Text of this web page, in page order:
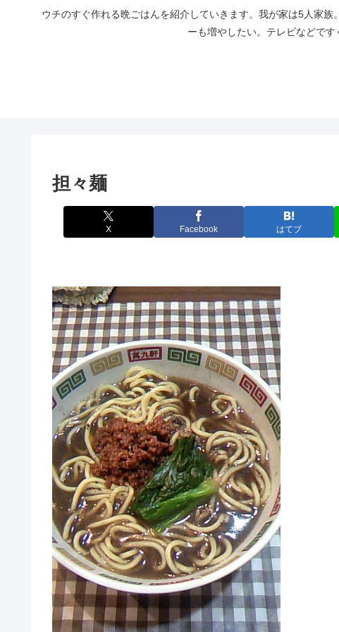
ウチのすぐ作れる晩ごはんを紹介していきます。我が家は5人家
ーも増やしたい。テレビなどで
担々麺
X Facebook はてブ